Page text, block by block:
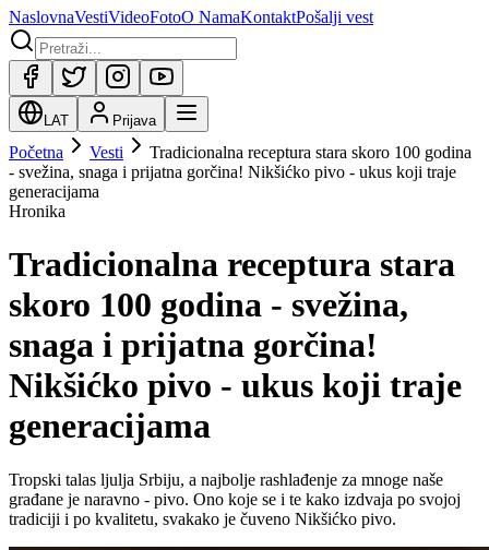
NaslovnaVestiVideoFotoO NamaKontaktPošalji vest
LAT Prijava
Početna Vesti
Tradicionalna receptura stara skoro 100 godina
- svežina, snaga i prijatna gorčina! Nikšićko pivo - ukus koji traje
generacijama
Hronika
Tradicionalna receptura stara
skoro 100 godina - svežina,
snaga i prijatna gorčina!
Nikšićko pivo - ukus koji traje
generacijama
Tropski talas ljulja Srbiju, a najbolje rashlađenje za mnoge naše
građane je naravno - pivo. Ono koje se i te kako izdvaja po svojoj
tradiciji i po kvalitetu, svakako je čuveno Nikšićko pivo.